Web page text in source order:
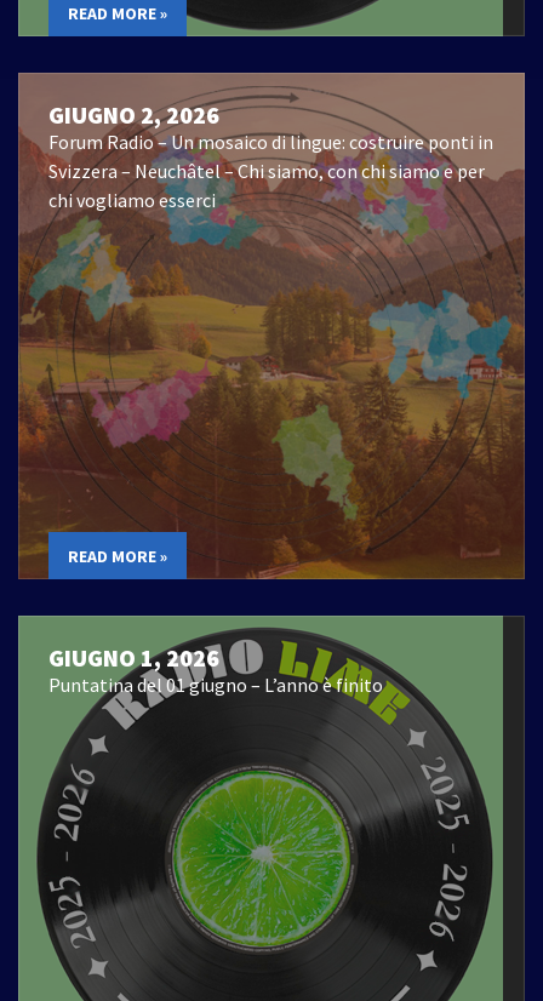
READ MORE »
GIUGNO 2, 2026
Forum Radio – Un mosaico di lingue: costruire ponti in
Svizzera – Neuchâtel – Chi siamo, con chi siamo e per
chi vogliamo esserci
READ MORE »
GIUGNO 1, 2026
Puntatina del 01 giugno – L’anno è finito